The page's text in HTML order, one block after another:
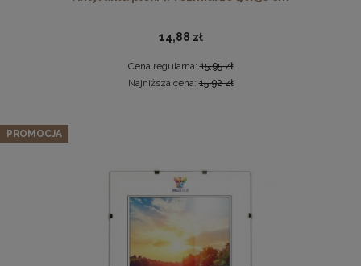
10,19 zł
DO KOSZYKA
Zestaw 3 szt. ramek na zdjęcia 18 x 24 cm z lakierowanego
66,97 zł
Cena regularna:70,49 zł
Najniższa cena:
DO KOSZYKA
14,88 zł
Cena regularna:15,95 zł
Najniższa cena:15,92 zł
PROMOCJA